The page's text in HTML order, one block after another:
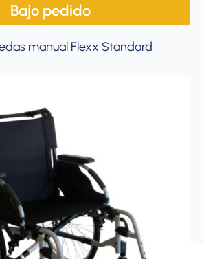
Bajo pedido
manual Flexx Standard